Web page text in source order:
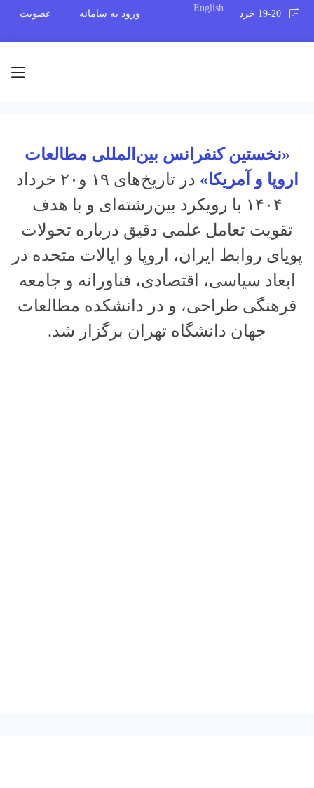
English
ورود به سامانه عضویت
«نخستین کنفرانس بین‌المللی مطالعات
اروپا و آمریکا»
در تاریخ‌های ۱۹ و۲۰ خرداد
۱۴۰۴ با رویکرد بین‌رشته‌ای و با هدف
تقویت تعامل علمی دقیق درباره تحولات
پویای روابط ایران، اروپا و ایالات متحده در
ابعاد سیاسی، اقتصادی، فناورانه و جامعه
فرهنگی طراحی، و در دانشکده مطالعات
جهان دانشگاه تهران برگزار شد.